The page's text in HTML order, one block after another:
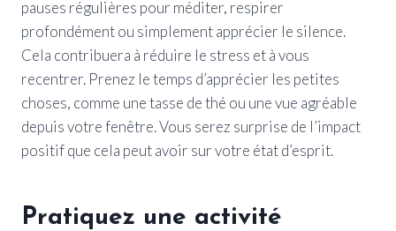
pauses régulières pour méditer, respirer
profondément ou simplement apprécier le silence.
Cela contribuera à réduire le stress et à vous
recentrer. Prenez le temps d’apprécier les petites
choses, comme une tasse de thé ou une vue agréable
depuis votre fenêtre. Vous serez surprise de l’impact
positif que cela peut avoir sur votre état d’esprit.
Pratiquez une activité